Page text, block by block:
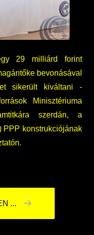
29 milliárd forint
bevonásával
sikerült kiváltani -
Minisztériuma
szerdán, a
PPP konstrukciójának
...